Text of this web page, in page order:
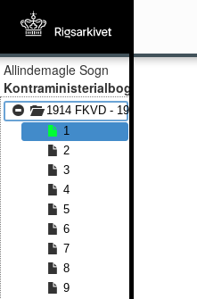
Allindemagle Sogn
Kontraministerialbog
1914 FKVD - 1930 FKVD
1
2
3
4
5
6
7
8
9